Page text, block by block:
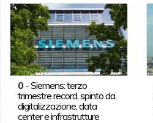
0-Siemens: terzo
trimestre record, spinto da
digitalizzazione, data
center e infrastrutture